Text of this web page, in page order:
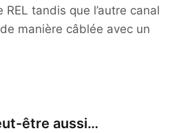
REL tandis que l’autre canal
manière câblée avec un
être aussi…